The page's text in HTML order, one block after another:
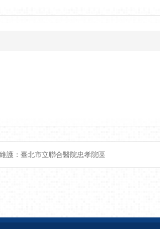
護：臺北市立聯合醫院忠孝院區